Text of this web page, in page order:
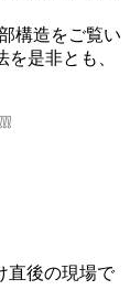
構造をご覧い
是非とも、
直後の現場で